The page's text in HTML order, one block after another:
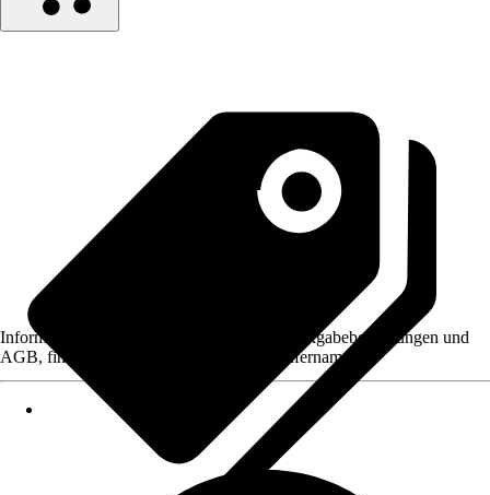
Informationen des Verkäufers, wie z. B. Rückgabebedingungen und
AGB, finden Sie bei Klick auf den Verkäufernamen.